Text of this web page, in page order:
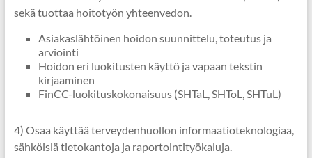
sekä tuottaa hoitotyön yhteenvedon.
Asiakaslähtöinen hoidon suunnittelu, toteutus ja
arviointi
Hoidon eri luokitusten käyttö ja vapaan tekstin
kirjaaminen
FinCC-luokituskokonaisuus (SHTaL, SHToL, SHTuL)
4) Osaa käyttää terveydenhuollon informaatioteknologiaa,
sähköisiä tietokantoja ja raportointityökaluja.